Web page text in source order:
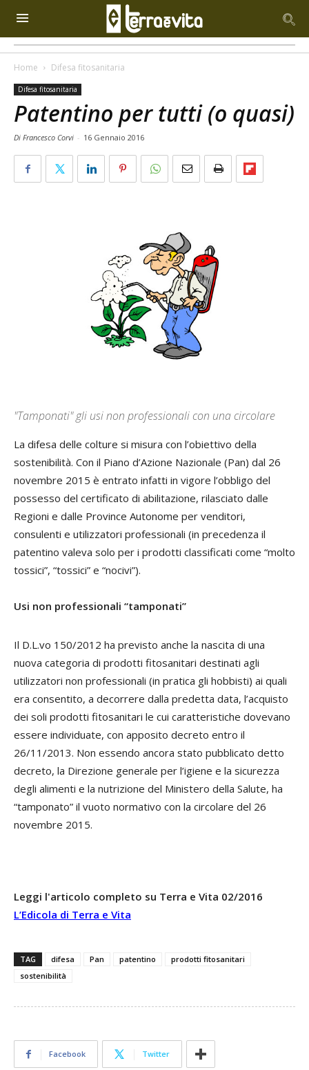
Home Difesa fitosanitaria
Difesa fitosanitaria
Patentino per tutti (o quasi)
Di Francesco Corvi - 16 Gennaio 2016
"Tamponati" gli usi non professionali con una circolare
La difesa delle colture si misura con l’obiettivo della
sostenibilità. Con il Piano d’Azione Nazionale (Pan) dal 26
novembre 2015 è entrato infatti in vigore l’obbligo del
possesso del certificato di abilitazione, rilasciato dalle
Regioni e dalle Province Autonome per venditori,
consulenti e utilizzatori professionali (in precedenza il
patentino valeva solo per i prodotti classificati come “molto
tossici”, “tossici” e “nocivi”).
Usi non professionali “tamponati”
Il D.L.vo 150/2012 ha previsto anche la nascita di una
nuova categoria di prodotti fitosanitari destinati agli
utilizzatori non professionali (in pratica gli hobbisti) ai quali
era consentito, a decorrere dalla predetta data, l’acquisto
dei soli prodotti fitosanitari le cui caratteristiche dovevano
essere individuate, con apposito decreto entro il
26/11/2013. Non essendo ancora stato pubblicato detto
decreto, la Direzione generale per l’igiene e la sicurezza
degli alimenti e la nutrizione del Ministero della Salute, ha
“tamponato” il vuoto normativo con la circolare del 26
novembre 2015.
Leggi l'articolo completo su Terra e Vita 02/2016
L’Edicola di Terra e Vita
TAG difesa Pan patentino
prodotti fitosanitari
sostenibilità
Facebook Twitter